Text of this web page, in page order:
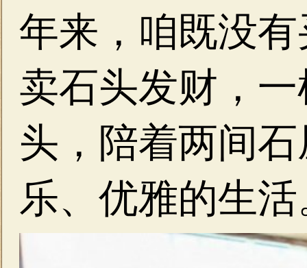
年来，咱既没
卖石头发财，
头，陪着两间
乐、优雅的生活